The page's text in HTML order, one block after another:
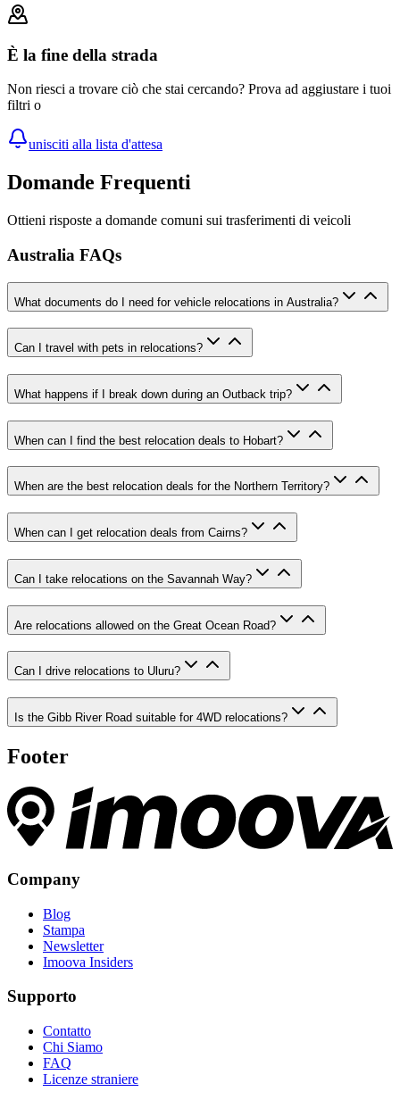
È la fine della strada
Non riesci a trovare ciò che stai cercando? Prova ad aggiustare i tuoi
filtri o
unisciti alla lista d'attesa
Domande Frequenti
Ottieni risposte a domande comuni sui trasferimenti di veicoli
Australia FAQs
What documents do I need for vehicle relocations in Australia?
Can I travel with pets in relocations?
What happens if I break down during an Outback trip?
When can I find the best relocation deals to Hobart?
When are the best relocation deals for the Northern Territory?
When can I get relocation deals from Cairns?
Can I take relocations on the Savannah Way?
Are relocations allowed on the Great Ocean Road?
Can I drive relocations to Uluru?
Is the Gibb River Road suitable for 4WD relocations?
Footer
Company
Blog
Stampa
Newsletter
Imoova Insiders
Supporto
Contatto
Chi Siamo
FAQ
Licenze straniere